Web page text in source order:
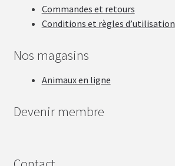
Commandes et retours
Conditions et règles d’utilisation
Nos magasins
Animaux en ligne
Devenir membre